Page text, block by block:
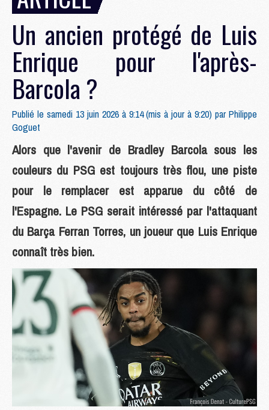
Un ancien protégé de Luis
Enrique pour l'après-
Barcola ?
Publié le samedi 13 juin 2026 à 9:14 (mis à jour à 9:20) parPhilippe
Goguet
Alors que l'avenir de Bradley Barcola sous les
couleurs du PSG est toujours très flou, une piste
pour le remplacer est apparue du côté de
l'Espagne. Le PSG serait intéressé par l'attaquant
du Barça Ferran Torres, un joueur que Luis Enrique
connaît très bien.